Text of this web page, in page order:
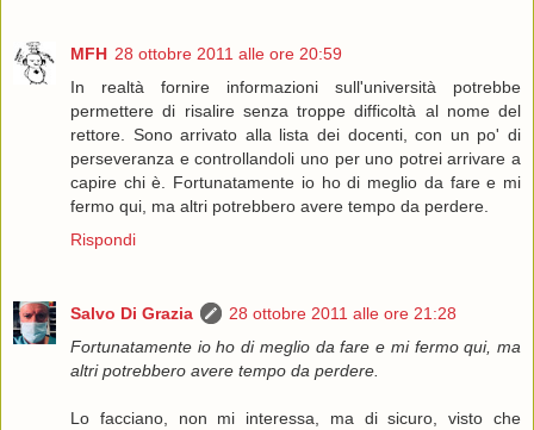
MFH 28 ottobre 2011 alle ore 20:59
In realtà fornire informazioni sull'università potrebbe
permettere di risalire senza troppe difficoltà al nome del
rettore. Sono arrivato alla lista dei docenti, con un po' di
perseveranza e controllandoli uno per uno potrei arrivare a
capire chi è. Fortunatamente io ho di meglio da fare e mi
fermo qui, ma altri potrebbero avere tempo da perdere.
Rispondi
Salvo Di Grazia
28 ottobre 2011 alle ore 21:28
Fortunatamente io ho di meglio da fare e mi fermo qui, ma
altri potrebbero avere tempo da perdere.
Lo facciano, non mi interessa, ma di sicuro, visto che